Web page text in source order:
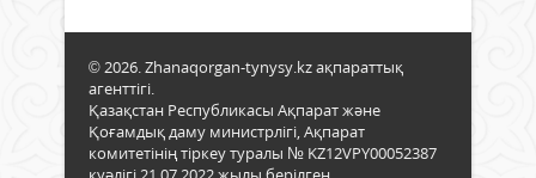
© 2026. Zhanaqorgan-tynysy.kz ақпараттық
агенттігі.
Қазақстан Республикасы Ақпарат және
Қоғамдық даму министрлігі, Ақпарат
комитетінің тіркеу туралы № KZ12VPY00052387